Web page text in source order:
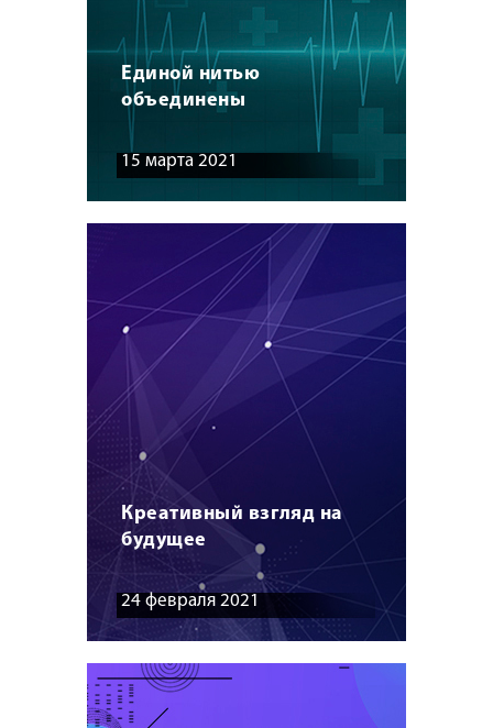
Единой нитью
объединены
15 марта 2021
Креативный взгляд на
будущее
24 февраля 2021